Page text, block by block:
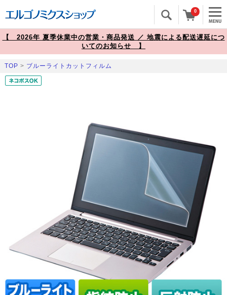
0
【 2026年 夏季休業中の営業・商品発送 ／ 地震による配送遅延につ
いてのお知らせ 】
TOP > ブルーライトカットフィルム